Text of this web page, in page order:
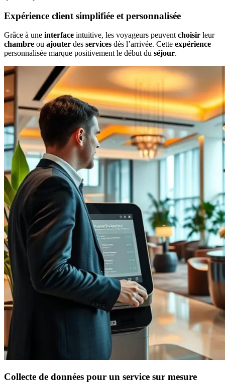
Expérience client simplifiée et personnalisée
Grâce à une interface intuitive, les voyageurs peuvent choisir leur
chambre ou ajouter des services dès l’arrivée. Cette expérience
personnalisée marque positivement le début du séjour.
Collecte de données pour un service sur mesure